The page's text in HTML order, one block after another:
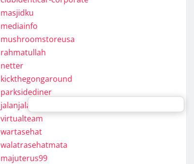
masjidku
mediainfo
mushroomstoreusa
rahmatullah
netter
kickthegongaround
parksidediner
jalanjalan
virtualteam
wartasehat
walatrasehatmata
majuterus99